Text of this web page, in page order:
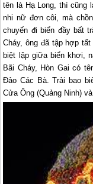
tên là Hạ Long, thì cũng
nhi nữ đơn côi, mà
chuyến đi biển đầy bất
Cháy, ông đã tập hợp
biệt lập giữa biển khơi,
Bãi Cháy, Hòn Gai có
Ðảo Các Bà. Trải bao
Cửa Ông (Quảng Ninh)